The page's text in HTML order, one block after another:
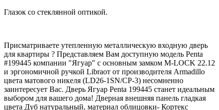
Глазок со стеклянной оптикой.
Присматриваете утепленную металлическую входную дверь
для квартиры ? Представляем Вам доступную модель Penta
#199445 компании "Ягуар" с основным замком M-LOCK 22.12
и эргономичной ручкой Libraот от производителя Armadillo
цвета матового никеля (LD26-1SN/CP-3) несомненно
заинтересует Вас. Дверь Ягуар Penta 199445 станет идеальным
выбором для вашего дома! Дверная внешняя панель гладкая
цвета Дуб натуральный, материал облицовки- Кортекс